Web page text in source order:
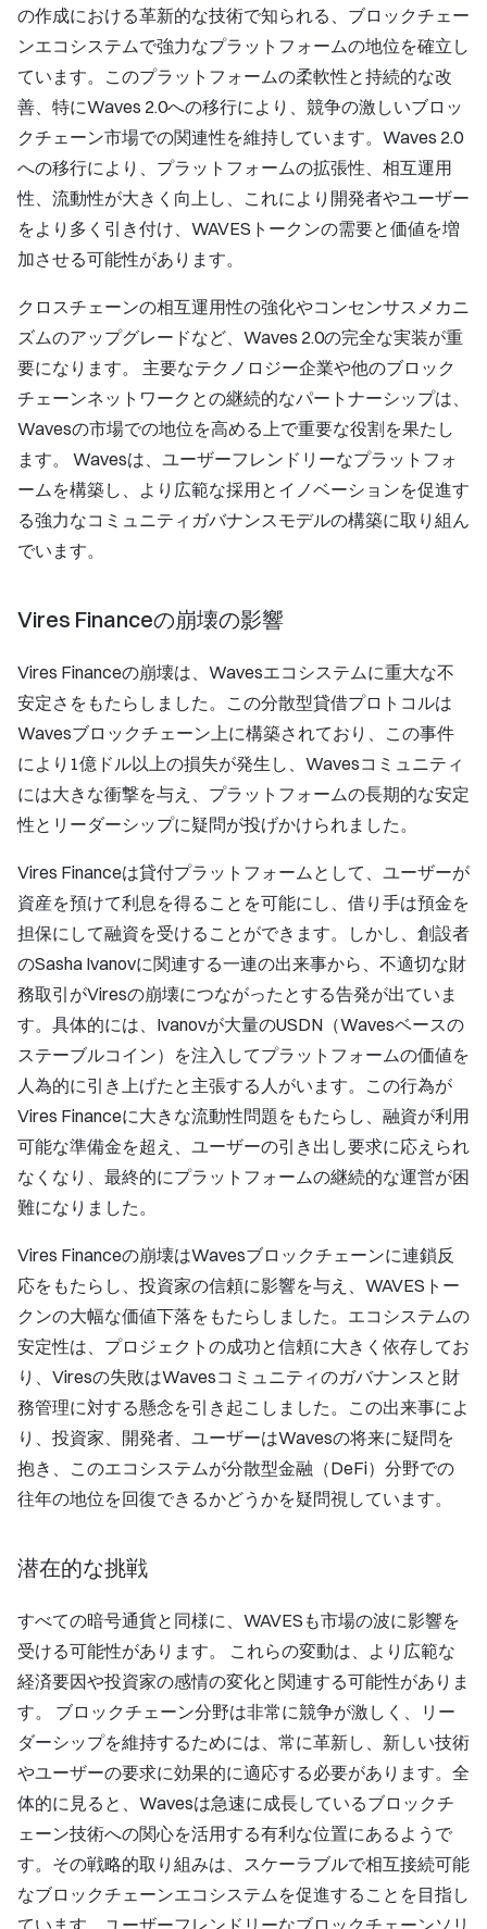
の作成における革新的な技術で知られる、ブロックチェー
ンエコシステムで強力なプラットフォームの地位を確立し
ています。このプラットフォームの柔軟性と持続的な改
善、特にWaves 2.0への移行により、競争の激しいブロッ
クチェーン市場での関連性を維持しています。Waves 2.0
への移行により、プラットフォームの拡張性、相互運用
性、流動性が大きく向上し、これにより開発者やユーザー
をより多く引き付け、WAVESトークンの需要と価値を増
加させる可能性があります。
クロスチェーンの相互運用性の強化やコンセンサスメカニ
ズムのアップグレードなど、Waves 2.0の完全な実装が重
要になります。 主要なテクノロジー企業や他のブロック
チェーンネットワークとの継続的なパートナーシップは、
Wavesの市場での地位を高める上で重要な役割を果たし
ます。 Wavesは、ユーザーフレンドリーなプラットフォ
ームを構築し、より広範な採用とイノベーションを促進す
る強力なコミュニティガバナンスモデルの構築に取り組ん
でいます。
Vires Financeの崩壊の影響
Vires Financeの崩壊は、Wavesエコシステムに重大な不
安定さをもたらしました。この分散型貸借プロトコルは
Wavesブロックチェーン上に構築されており、この事件
により1億ドル以上の損失が発生し、Wavesコミュニティ
には大きな衝撃を与え、プラットフォームの長期的な安定
性とリーダーシップに疑問が投げかけられました。
Vires Financeは貸付プラットフォームとして、ユーザーが
資産を預けて利息を得ることを可能にし、借り手は預金を
担保にして融資を受けることができます。しかし、創設者
のSasha Ivanovに関連する一連の出来事から、不適切な財
務取引がViresの崩壊につながったとする告発が出ていま
す。具体的には、Ivanovが大量のUSDN（Wavesベースの
ステーブルコイン）を注入してプラットフォームの価値を
人為的に引き上げたと主張する人がいます。この行為が
Vires Financeに大きな流動性問題をもたらし、融資が利用
可能な準備金を超え、ユーザーの引き出し要求に応えられ
なくなり、最終的にプラットフォームの継続的な運営が困
難になりました。
Vires Financeの崩壊はWavesブロックチェーンに連鎖反
応をもたらし、投資家の信頼に影響を与え、WAVESトー
クンの大幅な価値下落をもたらしました。エコシステムの
安定性は、プロジェクトの成功と信頼に大きく依存してお
り、Viresの失敗はWavesコミュニティのガバナンスと財
務管理に対する懸念を引き起こしました。この出来事によ
り、投資家、開発者、ユーザーはWavesの将来に疑問を
抱き、このエコシステムが分散型金融（DeFi）分野での
往年の地位を回復できるかどうかを疑問視しています。
潜在的な挑戦
すべての暗号通貨と同様に、WAVESも市場の波に影響を
受ける可能性があります。 これらの変動は、より広範な
経済要因や投資家の感情の変化と関連する可能性がありま
す。 ブロックチェーン分野は非常に競争が激しく、リー
ダーシップを維持するためには、常に革新し、新しい技術
やユーザーの要求に効果的に適応する必要があります。全
体的に見ると、Wavesは急速に成長しているブロックチ
ェーン技術への関心を活用する有利な位置にあるようで
す。その戦略的取り組みは、スケーラブルで相互接続可能
なブロックチェーンエコシステムを促進することを目指し
ています。ユーザーフレンドリーなブロックチェーンソリ